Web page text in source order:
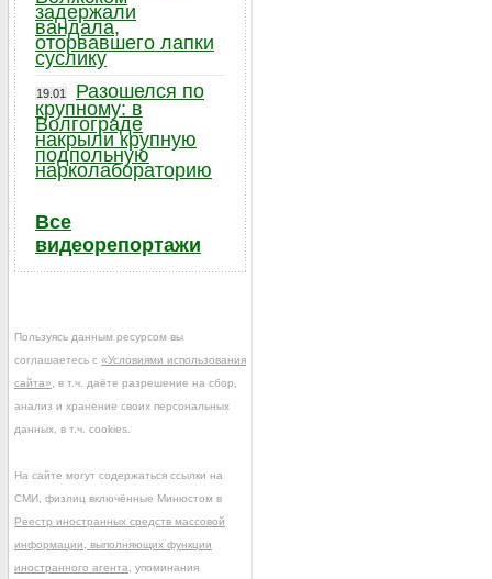
задержали
вандала,
оторвавшего лапки
суслику
19.01
Разошелся по
крупному: в
Волгограде
накрыли крупную
подпольную
нарколабораторию
Все
видеорепортажи
Пользуясь данным ресурсом вы
соглашаетесь с «Условиями использования
сайта» , в т.ч. даёте разрешение на сбор,
анализ и хранение своих персональных
данных, в т.ч. cookies.
На сайте могут содержаться ссылки на
СМИ, физлиц включённые Минюстом в
Реестр иностранных средств массовой
информации, выполняющих функции
иностранного агента , упоминания